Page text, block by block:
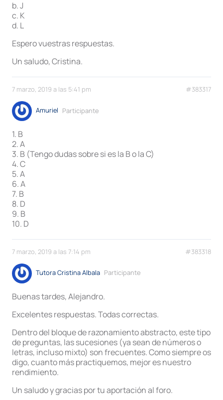
b. J
c. K
d. L
Espero vuestras respuestas.
Un saludo, Cristina.
7 marzo, 2019 a las 5:41 pm #383317
Amuriel Participante
1. B
2. A
3. B (Tengo dudas sobre si es la B o la C)
4. C
5. A
6. A
7. B
8. D
9. B
10. D
7 marzo, 2019 a las 7:14 pm #383318
Tutora Cristina Albala Participante
Buenas tardes, Alejandro.
Excelentes respuestas. Todas correctas.
Dentro del bloque de razonamiento abstracto, este tipo
de preguntas, las sucesiones (ya sean de números o
letras, incluso mixto) son frecuentes. Como siempre os
digo, cuanto más practiquemos, mejor es nuestro
rendimiento.
Un saludo y gracias por tu aportación al foro.